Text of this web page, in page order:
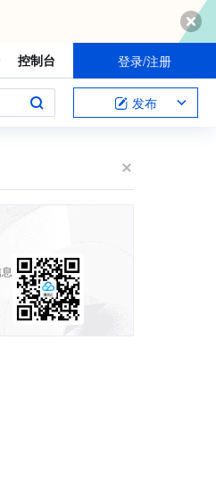
控制台 登录/注册
发布